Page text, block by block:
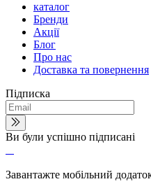
каталог
Бренди
Акції
Блог
Про нас
Доставка та повернення
Підписка
Ви були успішно підписані
Завантажте мобільний